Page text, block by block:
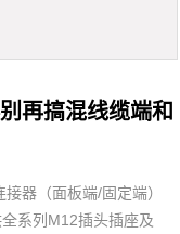
再搞混线缆端和
器（面板端/固定端）
系列M12插头插座及